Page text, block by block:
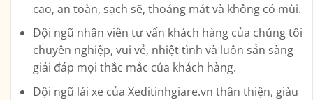
cao, an toàn, sạch sẽ, thoáng mát và không có mùi.
Đội ngũ nhân viên tư vấn khách hàng của chúng tôi
chuyên nghiệp, vui vẻ, nhiệt tình và luôn sẵn sàng
giải đáp mọi thắc mắc của khách hàng.
Đội ngũ lái xe của Xeditinhgiare.vn thân thiện, giàu